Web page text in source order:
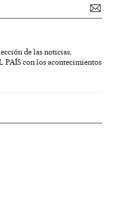
de las noticias,
PAÍS con los acontecimientos